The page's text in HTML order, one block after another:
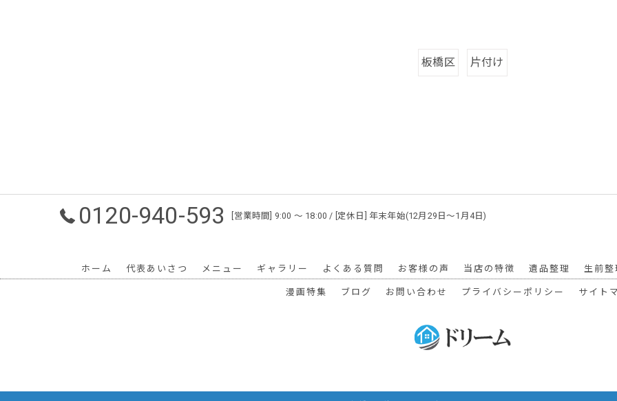
板橋区 片付け
0120-940-593 [営業時間] 9:00 〜 18:00 / [定休日] 年末年始(12月29日～1月4日)
ホーム 代表あいさつ メニュー ギャラリー よくある質問 お客様の声 当店の特徴 遺品整理 生前整
漫画特集 ブログ お問い合わせ プライバシーポリシー サイト